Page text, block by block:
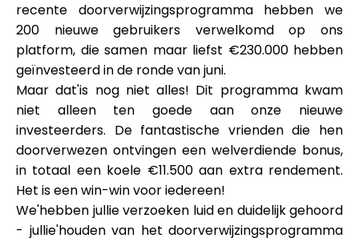
Neem contact op
Hulp
Mijn Account
Financiering krijgen
recente doorverwijzingsprogramma hebben we
200 nieuwe gebruikers verwelkomd op ons
platform, die samen maar liefst €230.000hebben
geïnvesteerd in de ronde van juni.
Maar dat'is nog niet alles! Dit programma kwam
niet alleen ten goede aan onze nieuwe
investeerders. De fantastische vrienden die hen
doorverwezen ontvingen een welverdiende bonus,
in totaal een koele €11.500 aan extra rendement.
Het is een win-win voor iedereen!
We'hebben jullie verzoeken luid en duidelijk gehoord
- jullie'houden van het doorverwijzingsprogramma